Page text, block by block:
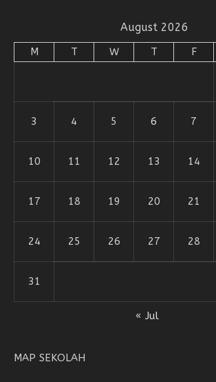
August 2026
M T W T F
3 4 5 6 7
10 11 12 13 14
17 18 19 20 21
24 25 26 27 28
31
« Jul
MAP SEKOLAH